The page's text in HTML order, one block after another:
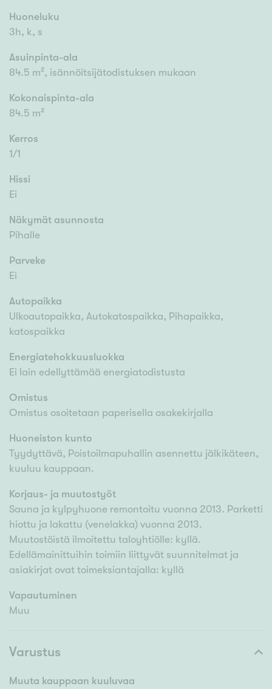
Huoneluku
3h, k, s
Asuinpinta-ala
84.5 m², isännöitsijätodistuksen mukaan
Kokonaispinta-ala
84.5 m²
Kerros
1/1
Hissi
Ei
Näkymät asunnosta
Pihalle
Parveke
Ei
Autopaikka
Ulkoautopaikka, Autokatospaikka, Pihapaikka,
katospaikka
Energiatehokkuusluokka
Ei lain edellyttämää energiatodistusta
Omistus
Omistus osoitetaan paperisella osakekirjalla
Huoneiston kunto
Tyydyttävä, Poistoilmapuhallin asennettu jälkikäteen,
kuuluu kauppaan.
Korjaus- ja muutostyöt
Sauna ja kylpyhuone remontoitu vuonna 2013. Parketti
hiottu ja lakattu (venelakka) vuonna 2013.
Muutostöistä ilmoitettu taloyhtiölle: kyllä.
Edellämainittuihin toimiin liittyvät suunnitelmat ja
asiakirjat ovat toimeksiantajalla: kyllä
Vapautuminen
Muu
Varustus
Muuta kauppaan kuuluvaa